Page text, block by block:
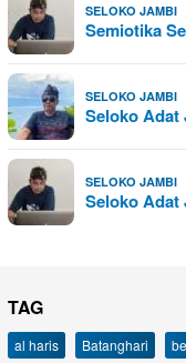
SELOKO JAMBI
Semiotika
SELOKO JAMBI
Seloko
SELOKO JAMBI
Seloko
TAG
al haris Batanghari